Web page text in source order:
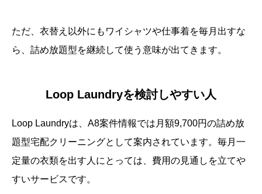
ただ、衣替え以外にもワイシャツや仕事着を毎月出すな
ら、詰め放題型を継続して使う意味が出てきます。
Loop Laundryを検討しやすい人
Loop Laundryは、A8案件情報では月額9,700円の詰め放
題型宅配クリーニングとして案内されています。毎月一
定量の衣類を出す人にとっては、費用の見通しを立てや
すいサービスです。